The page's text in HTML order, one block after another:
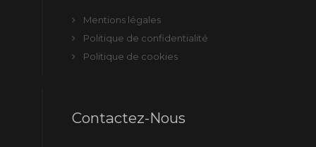
Mentions légales
Politique de confidentialité
Politique de cookies
Contactez-Nous